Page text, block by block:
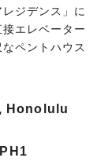
ジデンス」に
エレベーター
ペントハウス
Honolulu